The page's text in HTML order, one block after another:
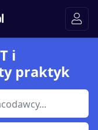
i
praktyk